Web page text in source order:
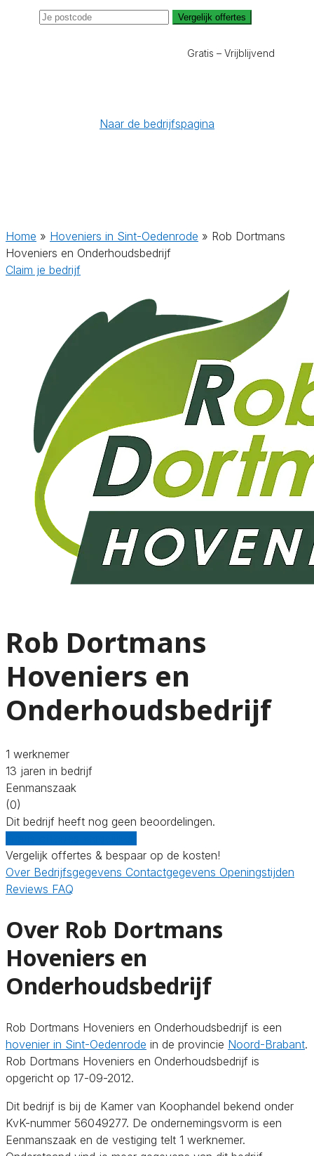
Vergelijk offertes
Gratis – Vrijblijvend
Naar de bedrijfspagina
Home » Hoveniers in Sint-Oedenrode » Rob Dortmans
Hoveniers en Onderhoudsbedrijf
Claim je bedrijf
Rob Dortmans
Hoveniers en
Onderhoudsbedrijf
1 werknemer
13 jaren in bedrijf
Eenmanszaak
(0)
Dit bedrijf heeft nog geen beoordelingen.
Vergelijk offertes & bespaar op de kosten!
Over Bedrijfsgegevens Contactgegevens Openingstijden
Reviews FAQ
Over Rob Dortmans
Hoveniers en
Onderhoudsbedrijf
Rob Dortmans Hoveniers en Onderhoudsbedrijf is een
hovenier in Sint-Oedenrode in de provincie Noord-Brabant.
Rob Dortmans Hoveniers en Onderhoudsbedrijf is
opgericht op 17-09-2012.
Dit bedrijf is bij de Kamer van Koophandel bekend onder
KvK-nummer 56049277. De ondernemingsvorm is een
Eenmanszaak en de vestiging telt 1 werknemer.